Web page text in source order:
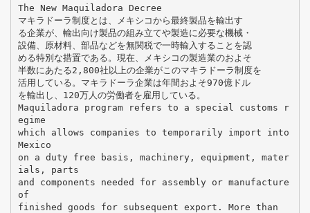
The New Maquiladora Decree
マキラドーラ制度とは、メキシコから最終製品を輸出す
る企業が、輸出向け製品の組み立てや製造に必要な機械・
設備、原材料、部品などを無関税で一時輸入することを認
める特別な措置である。現在、メキシコの製造業のおよそ
半数にあたる2,800社以上の企業がこのマキラドーラ制度を
活用している。マキラドーラ企業は年間およそ970億ドル
を輸出し、120万人の労働者を雇用している。
Maquiladora program refers to a special customs r
egime
which allows companies to temporarily import into
Mexico
on a duty free basis, machinery, equipment, mater
ials, parts
and components needed for assembly or manufacture
of
finished goods for subsequent export. More than